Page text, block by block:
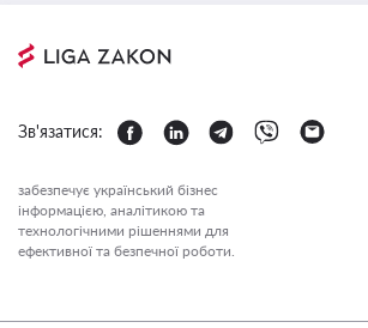
Зв'язатися:
забезпечує український бізнес
інформацією, аналітикою та
технологічними рішеннями для
ефективної та безпечної роботи.